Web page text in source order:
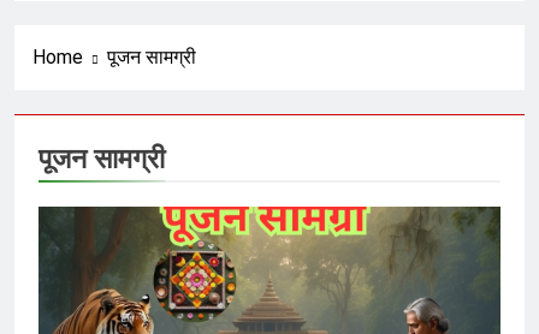
ढोंग
6 Months Ago
हिसाब तो चुकता करेगा; फिर आगे क्या ?
6 Months Ago
Home पूजन सामग्री
पूजन सामग्री